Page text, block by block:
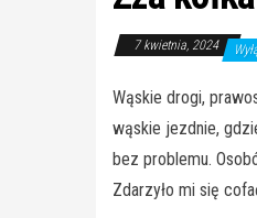
7 kwietnia, 2024
Wąskie drogi,
wąskie jezdnie,
bez problemu.
Zdarzyło mi się